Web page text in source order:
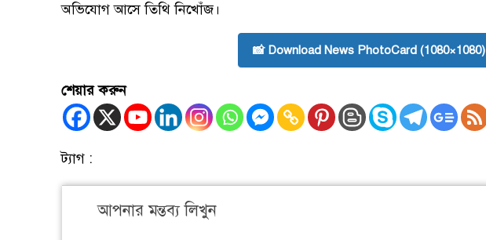
অভিযোগ আসে তিথি নিখোঁজ।
📸 Download News PhotoCard (1080×1080)
শেয়ার করুন
ট্যাগ :
আপনার মন্তব্য লিখুন